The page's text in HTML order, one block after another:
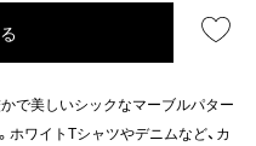
で美しいシックなマーブルパター
ホワイトTシャツやデニムなど、カ